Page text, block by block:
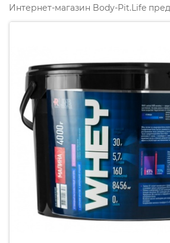
Интернет-магазин Body-Pit.Life